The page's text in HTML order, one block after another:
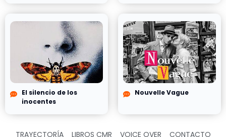
El silencio de los
inocentes
Nouvelle Vague
TRAYECTORÍA LIBROS CMR VOICE OVER CONTACTO